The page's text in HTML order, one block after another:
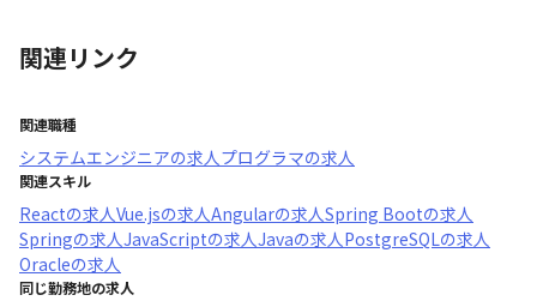
関連リンク
関連職種
システムエンジニアの求人プログラマの求人
関連スキル
Reactの求人Vue.jsの求人Angularの求人Spring Bootの求人
Springの求人JavaScriptの求人Javaの求人PostgreSQLの求人
Oracleの求人
同じ勤務地の求人